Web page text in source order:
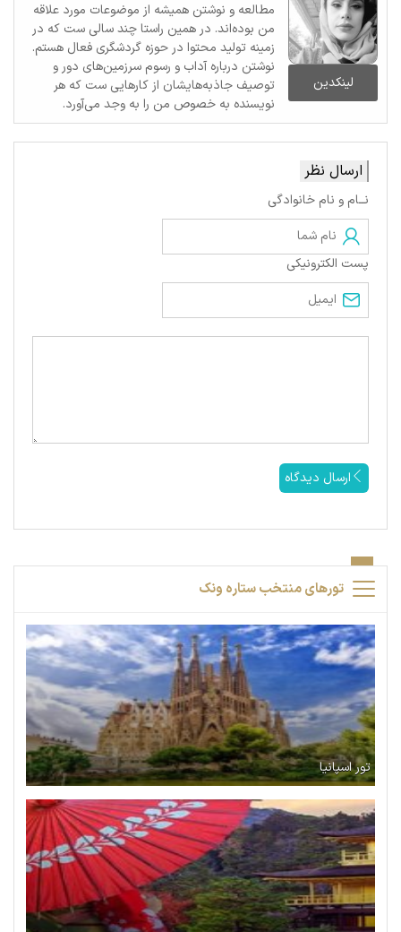
لینکدین
مطالعه و نوشتن همیشه از موضوعات مورد علاقه
من بوده‌اند. در همین راستا چند سالی ست که در
زمینه تولید محتوا در حوزه گردشگری فعال هستم.
نوشتن درباره آداب و رسوم سرزمین‌های دور و
توصیف جاذبه‌هایشان از کارهایی ست که هر
نویسنده به خصوص من را به وجد می‌آورد.
ارسال نظر
نــام و نام خانوادگی
پست الکترونیکی
ارسال دیدگاه
تورهای منتخب ستاره ونک
تور اسپانیا